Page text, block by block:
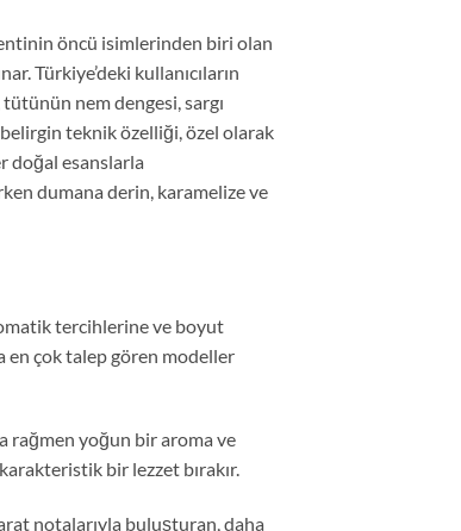
öncü isimlerinden biri olan
Türkiye’deki kullanıcıların
nem dengesi, sargı
teknik özelliği, özel olarak
doğal esanslarla
dumana derin, karamelize ve
tercihlerine ve boyut
en çok talep gören modeller
rağmen yoğun bir aroma ve
bir lezzet bırakır.
notalarıyla buluşturan, daha